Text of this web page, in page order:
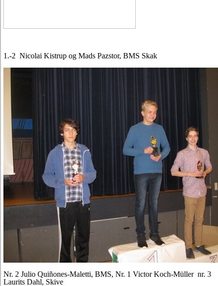
1.-2 Nicolai Kistrup og Mads Pazstor, BMS Skak
Nr. 2 Julio Quiñones-Maletti, BMS, Nr. 1 Victor Koch-Müller nr. 3
Laurits Dahl, Skive